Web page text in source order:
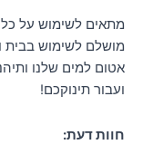
מתאים לשימוש על
מושלם לשימוש
אטום למים שלנו
ועבור תינוקכם!
חוות דעת: